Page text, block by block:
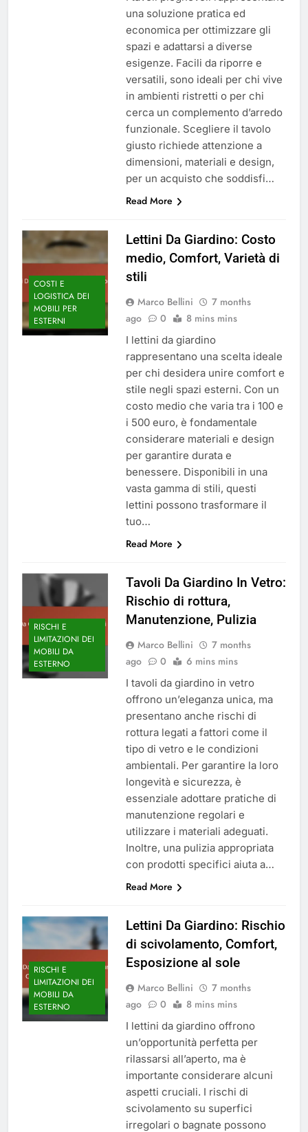
una soluzione pratica ed
economica per ottimizzare gli
spazi e adattarsi a diverse
esigenze. Facili da riporre e
versatili, sono ideali per chi vive
in ambienti ristretti o per chi
cerca un complemento d’arredo
funzionale. Scegliere il tavolo
giusto richiede attenzione a
dimensioni, materiali e design,
per un acquisto che soddisfi…
Read More
COSTI E
LOGISTICA DEI
MOBILI PER
ESTERNI
Lettini Da Giardino: Costo
medio, Comfort, Varietà di
stili
Marco Bellini
7 months
ago
0 8 mins mins
I lettini da giardino
rappresentano una scelta ideale
per chi desidera unire comfort e
stile negli spazi esterni. Con un
costo medio che varia tra i 100 e
i 500 euro, è fondamentale
considerare materiali e design
per garantire durata e
benessere. Disponibili in una
vasta gamma di stili, questi
lettini possono trasformare il
tuo…
Read More
RISCHI E
LIMITAZIONI DEI
MOBILI DA
ESTERNO
Tavoli Da Giardino In Vetro:
Rischio di rottura,
Manutenzione, Pulizia
Marco Bellini
7 months
ago
0 6 mins mins
I tavoli da giardino in vetro
offrono un’eleganza unica, ma
presentano anche rischi di
rottura legati a fattori come il
tipo di vetro e le condizioni
ambientali. Per garantire la loro
longevità e sicurezza, è
essenziale adottare pratiche di
manutenzione regolari e
utilizzare i materiali adeguati.
Inoltre, una pulizia appropriata
con prodotti specifici aiuta a…
Read More
RISCHI E
LIMITAZIONI DEI
MOBILI DA
ESTERNO
Lettini Da Giardino: Rischio
di scivolamento, Comfort,
Esposizione al sole
Marco Bellini
7 months
ago
0 8 mins mins
I lettini da giardino offrono
un’opportunità perfetta per
rilassarsi all’aperto, ma è
importante considerare alcuni
aspetti cruciali. I rischi di
scivolamento su superfici
irregolari o bagnate possono